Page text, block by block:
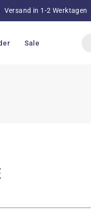
Versand in 1-2 Werktagen
Sale